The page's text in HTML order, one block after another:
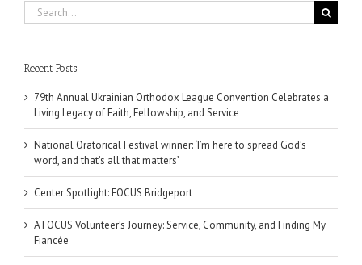
Search
for:
Recent Posts
79th Annual Ukrainian Orthodox League Convention Celebrates a
Living Legacy of Faith, Fellowship, and Service
National Oratorical Festival winner: ‘I’m here to spread God’s
word, and that’s all that matters’
Center Spotlight: FOCUS Bridgeport
A FOCUS Volunteer’s Journey: Service, Community, and Finding My
Fiancée